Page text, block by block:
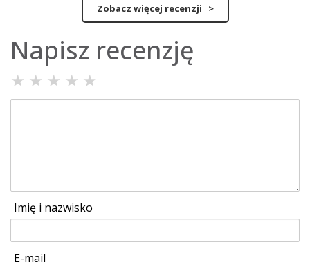
Zobacz więcej recenzji >
Napisz recenzję
★ ★ ★ ★ ★
Imię i nazwisko
E-mail